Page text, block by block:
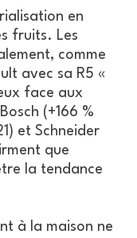
en
fruits. Les
comme
avec sa R5 «
face aux
(+166 %
et Schneider
que
la tendance
à la maison ne